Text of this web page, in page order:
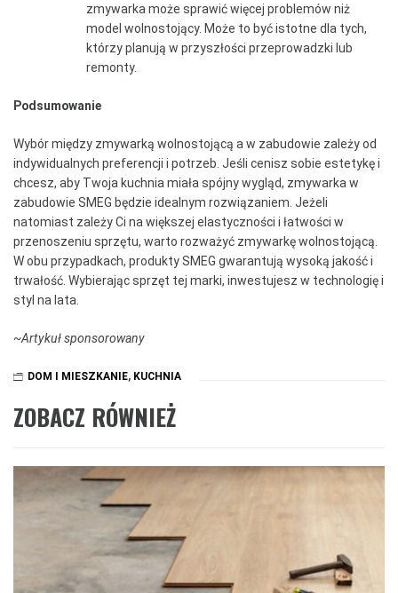
zmywarka może sprawić więcej problemów niż
model wolnostojący. Może to być istotne dla tych,
którzy planują w przyszłości przeprowadzki lub
remonty.
Podsumowanie
Wybór między zmywarką wolnostojącą a w zabudowie zależy od
indywidualnych preferencji i potrzeb. Jeśli cenisz sobie estetykę i
chcesz, aby Twoja kuchnia miała spójny wygląd, zmywarka w
zabudowie SMEG będzie idealnym rozwiązaniem. Jeżeli
natomiast zależy Ci na większej elastyczności i łatwości w
przenoszeniu sprzętu, warto rozważyć zmywarkę wolnostojącą.
W obu przypadkach, produkty SMEG gwarantują wysoką jakość i
trwałość. Wybierając sprzęt tej marki, inwestujesz w technologię i
styl na lata.
~Artykuł sponsorowany
DOM I MIESZKANIE, KUCHNIA
ZOBACZ RÓWNIEŻ